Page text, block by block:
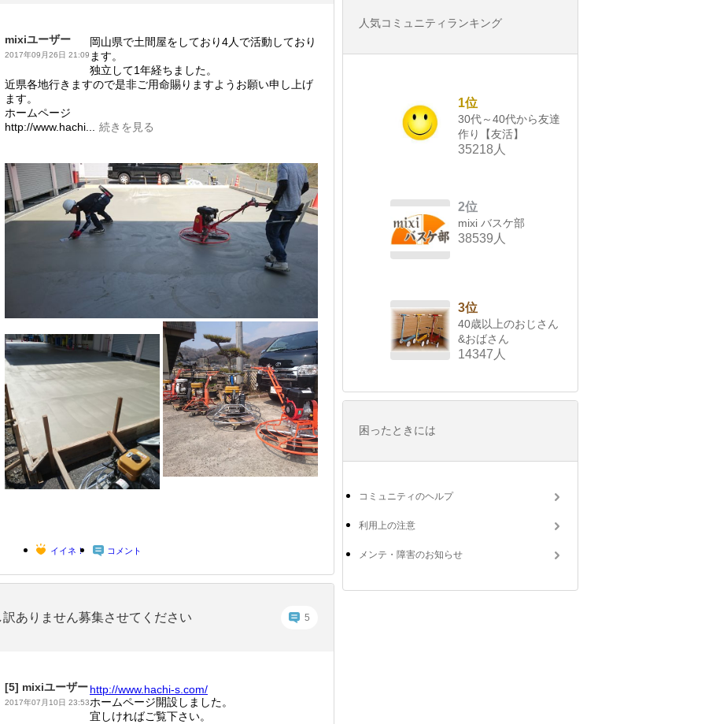
mixiユーザー
2017年09月26日 21:09
岡山県で土間屋をしており4人で活動しており
ます。
独立して1年経ちました。
近県各地行きますので是非ご用命賜りますようお願い申し上げ
ます。
ホームページ
http://www.hachi...
続きを見る
イイネ！ コメント
訳ありません募集させてください 5
[5] mixiユーザー
2017年07月10日 23:53
http://www.hachi-s.com/
ホームページ開設しました。
宜しければご覧下さい。
人気コミュニティランキング
1位
30代～40代から友達
作り【友活】
35218人
2位
mixi バスケ部
38539人
3位
40歳以上のおじさん
&おばさん
14347人
困ったときには
コミュニティのヘルプ
利用上の注意
メンテ・障害のお知らせ